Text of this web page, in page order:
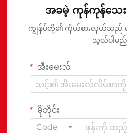
အခမဲ့ ကုန်ကုန်သေး
ကျွန်ုပ်တို့၏ ကိုယ်စားလှယ်သည်
သွယ်ပါမည်
အီးမေးလ်
မိုဘိုင်း
Code